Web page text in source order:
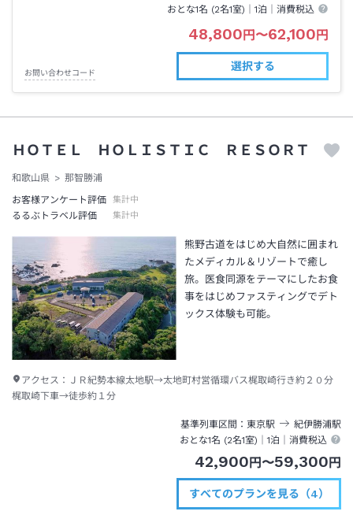
おとな1名 (2名1室)｜1泊 ｜消費税込
48,800円〜62,100円
お問い合わせコード
選択する
ＨＯＴＥＬ ＨＯＬＩＳＴＩＣ ＲＥＳＯＲＴ
和歌山県
那智勝浦
お客様アンケート評価
集計中
るるぶトラベル評価 集計中
熊野古道をはじめ大自然に囲まれ
たメディカル＆リゾートで癒し
旅。医食同源をテーマにしたお食
事をはじめファスティングでデト
ックス体験も可能。
アクセス： ＪＲ紀勢本線太地駅→太地町村営循環バス梶取崎行き約２０分
梶取崎下車→徒歩約１分
基準列車区間 東京駅 紀伊勝浦駅
おとな1名 (2名1室)｜1泊 ｜消費税込
42,900円〜59,300円
すべてのプランを見る（4）